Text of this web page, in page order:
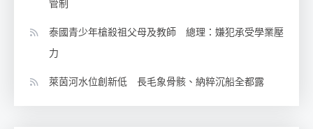
管制
泰國青少年槍殺祖父母及教師 總理：嫌犯承受學業壓
力
萊茵河水位創新低 長毛象骨骸、納粹沉船全都露